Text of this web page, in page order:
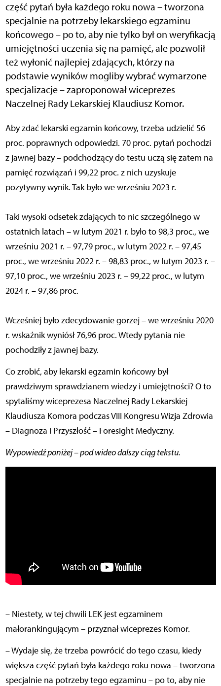
część pytań była każdego roku nowa – tworzona
specjalnie na potrzeby lekarskiego egzaminu
końcowego – po to, aby nie tylko był on weryfikacją
umiejętności uczenia się na pamięć, ale pozwolił
też wyłonić najlepiej zdających, którzy na
podstawie wyników mogliby wybrać wymarzone
specjalizacje – zaproponował wiceprezes
Naczelnej Rady Lekarskiej Klaudiusz Komor.
Aby zdać lekarski egzamin końcowy, trzeba udzielić 56
proc. poprawnych odpowiedzi. 70 proc. pytań pochodzi
z jawnej bazy – podchodzący do testu uczą się zatem na
pamięć rozwiązań i 99,22 proc. z nich uzyskuje
pozytywny wynik. Tak było we wrześniu 2023 r.
Taki wysoki odsetek zdających to nic szczególnego w
ostatnich latach – w lutym 2021 r. było to 98,3 proc., we
wrześniu 2021 r. – 97,79 proc., w lutym 2022 r. – 97,45
proc., we wrześniu 2022 r. – 98,83 proc., w lutym 2023 r. –
97,10 proc., we wrześniu 2023 r. – 99,22 proc., w lutym
2024 r. – 97,86 proc.
Wcześniej było zdecydowanie gorzej – we wrześniu 2020
r. wskaźnik wyniósł 76,96 proc. Wtedy pytania nie
pochodziły z jawnej bazy.
Co zrobić, aby lekarski egzamin końcowy był
prawdziwym sprawdzianem wiedzy i umiejętności? O to
spytaliśmy wiceprezesa Naczelnej Rady Lekarskiej
Klaudiusza Komora podczas VIII Kongresu Wizja Zdrowia
– Diagnoza i Przyszłość – Foresight Medyczny.
Wypowiedź poniżej – pod wideo dalszy ciąg tekstu.
– Niestety, w tej chwili LEK jest egzaminem
małorankingującym – przyznał wiceprezes Komor.
– Wydaje się, że trzeba powrócić do tego czasu, kiedy
większa część pytań była każdego roku nowa – tworzona
specjalnie na potrzeby tego egzaminu – po to, aby nie